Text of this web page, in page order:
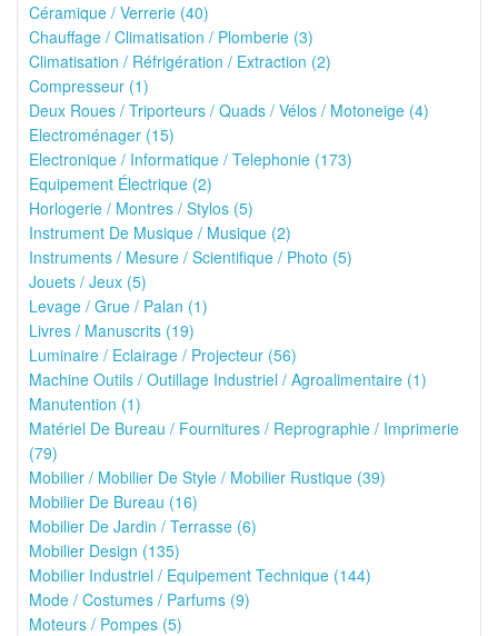
Céramique / Verrerie (40)
Chauffage / Climatisation / Plomberie (3)
Climatisation / Réfrigération / Extraction (2)
Compresseur (1)
Deux Roues / Triporteurs / Quads / Vélos / Motoneige (4)
Electroménager (15)
Electronique / Informatique / Telephonie (173)
Equipement Électrique (2)
Horlogerie / Montres / Stylos (5)
Instrument De Musique / Musique (2)
Instruments / Mesure / Scientifique / Photo (5)
Jouets / Jeux (5)
Levage / Grue / Palan (1)
Livres / Manuscrits (19)
Luminaire / Eclairage / Projecteur (56)
Machine Outils / Outillage Industriel / Agroalimentaire (1)
Manutention (1)
Matériel De Bureau / Fournitures / Reprographie / Imprimerie
(79)
Mobilier / Mobilier De Style / Mobilier Rustique (39)
Mobilier De Bureau (16)
Mobilier De Jardin / Terrasse (6)
Mobilier Design (135)
Mobilier Industriel / Equipement Technique (144)
Mode / Costumes / Parfums (9)
Moteurs / Pompes (5)